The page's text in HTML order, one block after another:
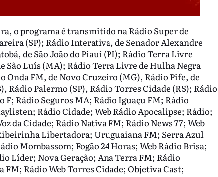
o programa é transmitido na Rádio Super de
(SP); Rádio Interativa, de Senador Alexandre
de São João do Piauí (PI); Rádio Terra Livre
São Luís (MA); Rádio Terra Livre de Hulha Negra
Onda FM, de Novo Cruzeiro (MG), Rádio Pife, de
Rádio Palermo (SP), Rádio Torres Cidade (RS); Rádio
F; Rádio Seguros MA; Rádio Iguaçu FM; Rádio
Rádio Cidade; Web Rádio Apocalipse; Rádio;
da Cidade; Rádio Nativa FM; Rádio News 77; Web
Libertadora; Uruguaiana FM; Serra Azul
Mombassom; Fogão 24 Horas; Web Rádio Brisa;
Líder; Nova Geração; Ana Terra FM; Rádio
Rádio Web Torres Cidade; Objetiva Cast;